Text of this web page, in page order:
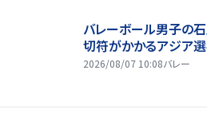
バレーボール男子の
切符がかかるアジア選
2026/08/07 10:08バレー